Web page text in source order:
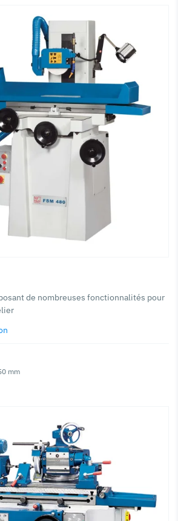
de nombreuses fonctionnalités pour
mm